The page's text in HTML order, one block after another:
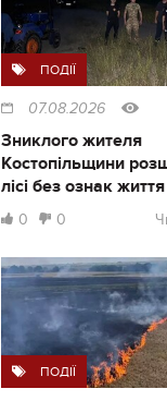
ПОДІЇ
07.08.2026
Зниклого жителя
Костопільщини
лісі без ознак життя
0 0
ПОДІЇ